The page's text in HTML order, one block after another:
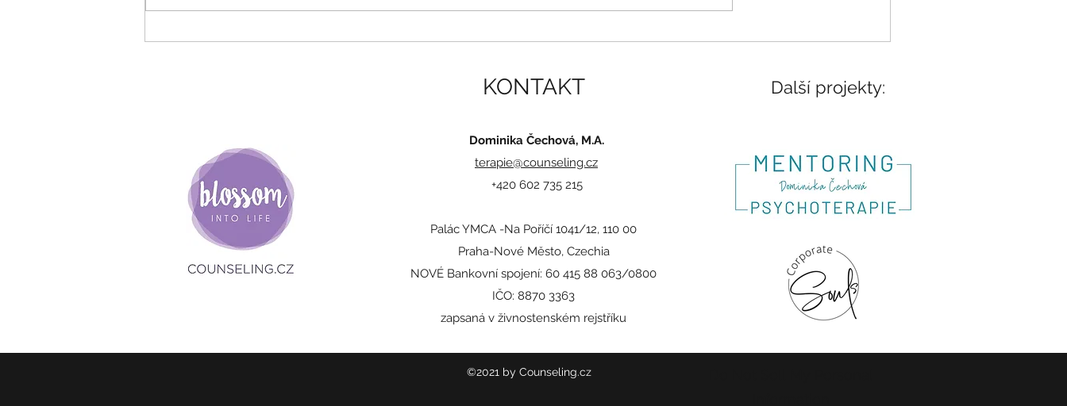
KONTAKT
Dominika Čechová, M.A.
terapie@counseling.cz
+420 602 735 215
Palác YMCA -Na Poříčí 1041/12, 110 00
Praha-Nové Město, Czechia
NOVÉ Bankovní spojení: 60 415 88 063/0800
IČO: 8870 3363
​​zapsaná v živnostenském rejstříku
Další projekty:
©2021 by Counseling.cz